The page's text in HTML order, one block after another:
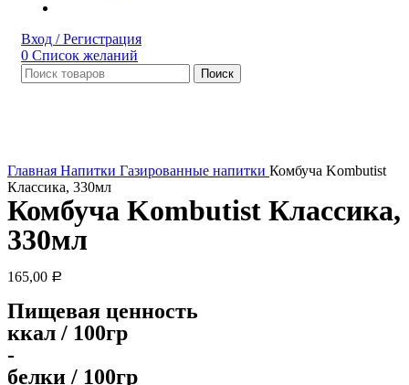
Вход / Регистрация
0 Список желаний
Поиск
Главная Напитки Газированные напитки Комбуча Kombutist
Классика, 330мл
Комбуча Kombutist Классика,
330мл
165,00 Р
Пищевая ценность
ккал / 100гр
-
белки / 100гр